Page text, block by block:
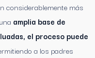
considerablemente más
amplia base de
el proceso puede
a los padres